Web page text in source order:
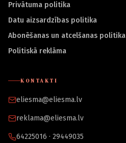
Privātuma politika
Datu aizsardzības politika
Abonēšanas un atcelšanas politika
Politiskā reklāma
KONTAKTI
eliesma@eliesma.lv
reklama@eliesma.lv
64225016 · 29449035